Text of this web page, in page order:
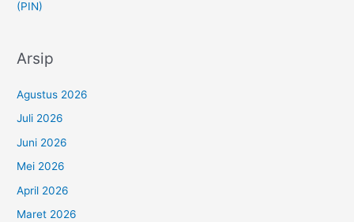
(PIN)
Arsip
Agustus 2026
Juli 2026
Juni 2026
Mei 2026
April 2026
Maret 2026